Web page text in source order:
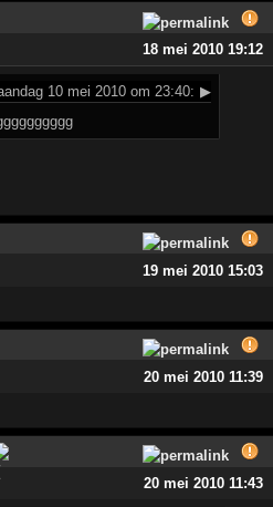
18 mei 2010 19:12
10 mei 2010 om 23:40: ▶
19 mei 2010 15:03
20 mei 2010 11:39
20 mei 2010 11:43